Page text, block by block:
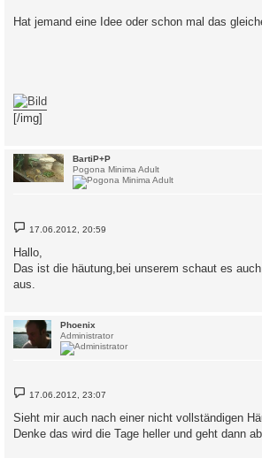
Hat jemand eine Idee oder schon mal das
[/img]
BartiP+P
Pogona Minima Adult
B
e
i
t
r
g
17.06.2012, 20:59
Hallo,
Das ist die häutung,bei unserem schaut es
aus.
Phoenix
Administrator
B
e
t
r
17.06.2012, 23:07
Sieht mir auch nach einer nicht vollständigen
Denke das wird die Tage heller und geht dann